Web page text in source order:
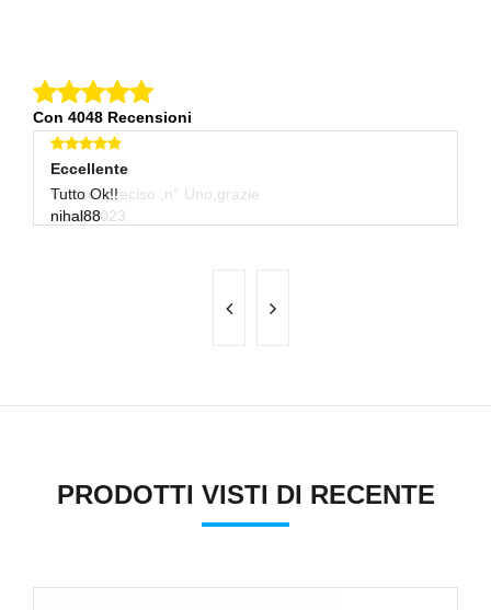
Con 4048 Recensioni
Eccellente
Veloce ,preciso ,n° Uno,grazie
nicolo8023
Eccellente
Tutto Ok!!
nihal88
PRODOTTI VISTI DI RECENTE